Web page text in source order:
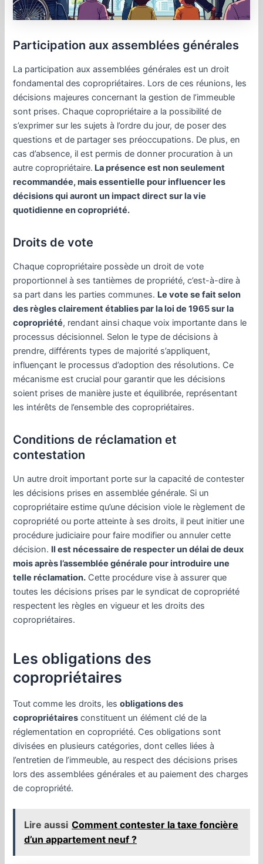
Participation aux assemblées générales
La participation aux assemblées générales est un droit
fondamental des copropriétaires. Lors de ces réunions, les
décisions majeures concernant la gestion de l’immeuble
sont prises. Chaque copropriétaire a la possibilité de
s’exprimer sur les sujets à l’ordre du jour, de poser des
questions et de partager ses préoccupations. De plus, en
cas d’absence, il est permis de donner procuration à un
autre copropriétaire. La présence est non seulement
recommandée, mais essentielle pour influencer les
décisions qui auront un impact direct sur la vie
quotidienne en copropriété.
Droits de vote
Chaque copropriétaire possède un droit de vote
proportionnel à ses tantièmes de propriété, c’est-à-dire à
sa part dans les parties communes. Le vote se fait selon
des règles clairement établies par la loi de 1965 sur la
copropriété, rendant ainsi chaque voix importante dans le
processus décisionnel. Selon le type de décisions à
prendre, différents types de majorité s’appliquent,
influençant le processus d’adoption des résolutions. Ce
mécanisme est crucial pour garantir que les décisions
soient prises de manière juste et équilibrée, représentant
les intérêts de l’ensemble des copropriétaires.
Conditions de réclamation et
contestation
Un autre droit important porte sur la capacité de contester
les décisions prises en assemblée générale. Si un
copropriétaire estime qu’une décision viole le règlement de
copropriété ou porte atteinte à ses droits, il peut initier une
procédure judiciaire pour faire modifier ou annuler cette
décision. Il est nécessaire de respecter un délai de deux
mois après l’assemblée générale pour introduire une
telle réclamation. Cette procédure vise à assurer que
toutes les décisions prises par le syndicat de copropriété
respectent les règles en vigueur et les droits des
copropriétaires.
Les obligations des
copropriétaires
Tout comme les droits, lesobligations des
copropriétaires constituent un élément clé de la
réglementation en copropriété. Ces obligations sont
divisées en plusieurs catégories, dont celles liées à
l’entretien de l’immeuble, au respect des décisions prises
lors des assemblées générales et au paiement des charges
de copropriété.
Lire aussi Comment contester la taxe foncière
d’un appartement neuf ?